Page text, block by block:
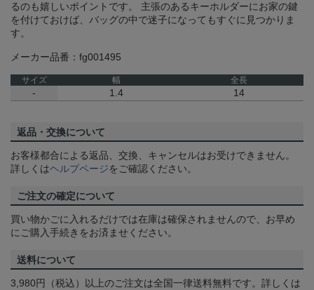
るのも嬉しいポイントです。 主張のあるキーホルダーにお家の鍵
を付けておけば、バッグの中で迷子になってもすぐに見つかりま
す。
メーカー品番：fg001495
サイズ 幅 全長
- 1.4 14
返品・交換について
お客様都合による返品、交換、キャンセルはお受けできません。
詳しくはヘルプページをご確認ください。
ご注文の確定について
買い物かごに入れるだけでは在庫は確保されませんので、お早め
にご購入手続きをお済ませください。
送料について
3,980円（税込）以上のご注文は全国一律送料無料です。詳しくは